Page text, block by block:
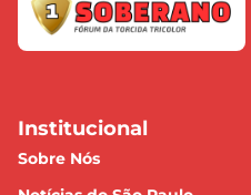
Institucional
Sobre Nós